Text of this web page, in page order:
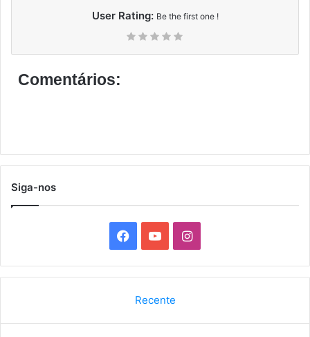
User Rating: Be the first one !
Comentários:
Siga-nos
a
o
I
n
Recente